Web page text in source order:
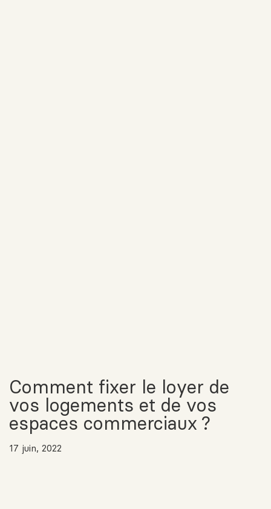
Comment fixer le loyer de
vos logements et de vos
espaces commerciaux ?
17 juin, 2022